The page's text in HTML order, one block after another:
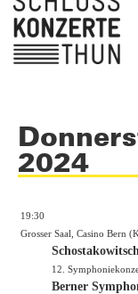
2024
19:30
Grosser Saal, Casino Bern
12.
Berner